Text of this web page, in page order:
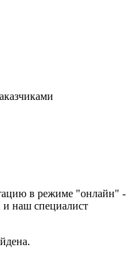
в режиме "онлайн" -
и наш специалист